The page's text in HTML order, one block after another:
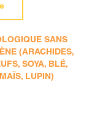
SANS
(ARACHIDES,
SOYA, BLÉ,
LUPIN)